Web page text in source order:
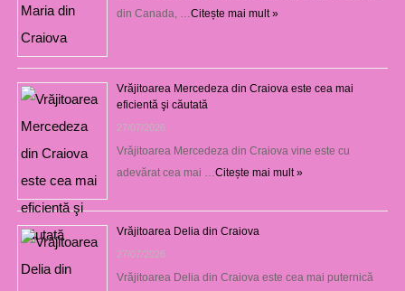
din Canada, … Citește mai mult »
Vrăjitoarea Mercedeza din Craiova este cea mai
eficientă şi căutată
27/07/2026
Vrăjitoarea Mercedeza din Craiova vine este cu
adevărat cea mai … Citește mai mult »
Vrăjitoarea Delia din Craiova
27/07/2026
Vrăjitoarea Delia din Craiova este cea mai puternică